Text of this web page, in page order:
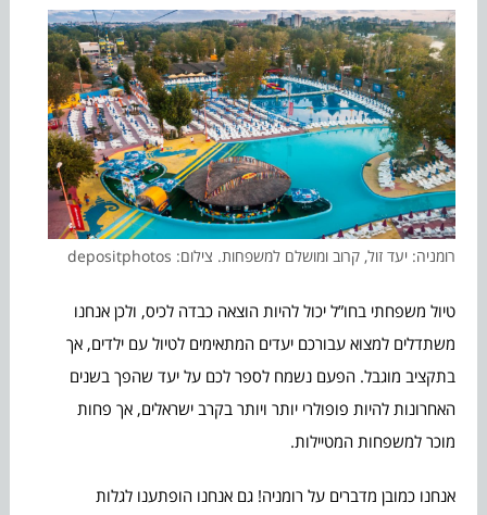
רומניה: יעד זול, קרוב ומושלם למשפחות. צילום: depositphotos
טיול משפחתי בחו”ל יכול להיות הוצאה כבדה לכיס, ולכן אנחנו
משתדלים למצוא עבורכם יעדים המתאימים לטיול עם ילדים, אך
בתקציב מוגבל. הפעם נשמח לספר לכם על יעד שהפך בשנים
האחרונות להיות פופולרי יותר ויותר בקרב ישראלים, אך פחות
מוכר למשפחות המטיילות.
אנחנו כמובן מדברים על רומניה! גם אנחנו הופתענו לגלות